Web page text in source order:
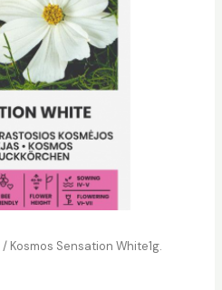
/ Kosmos Sensation White1g.